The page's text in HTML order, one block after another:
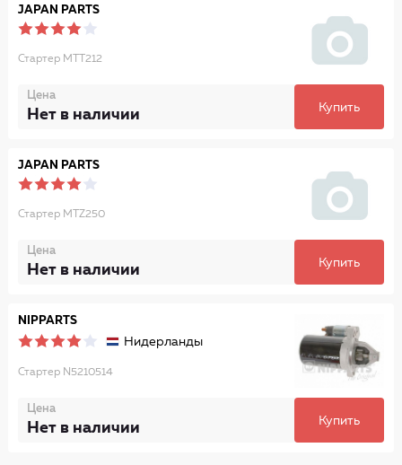
JAPAN PARTS
Стартер MTT212
Цена
Нет в наличии Купить
JAPAN PARTS
Стартер MTZ250
Цена
Нет в наличии Купить
NIPPARTS
Нидерланды
Стартер N5210514
Цена
Нет в наличии Купить